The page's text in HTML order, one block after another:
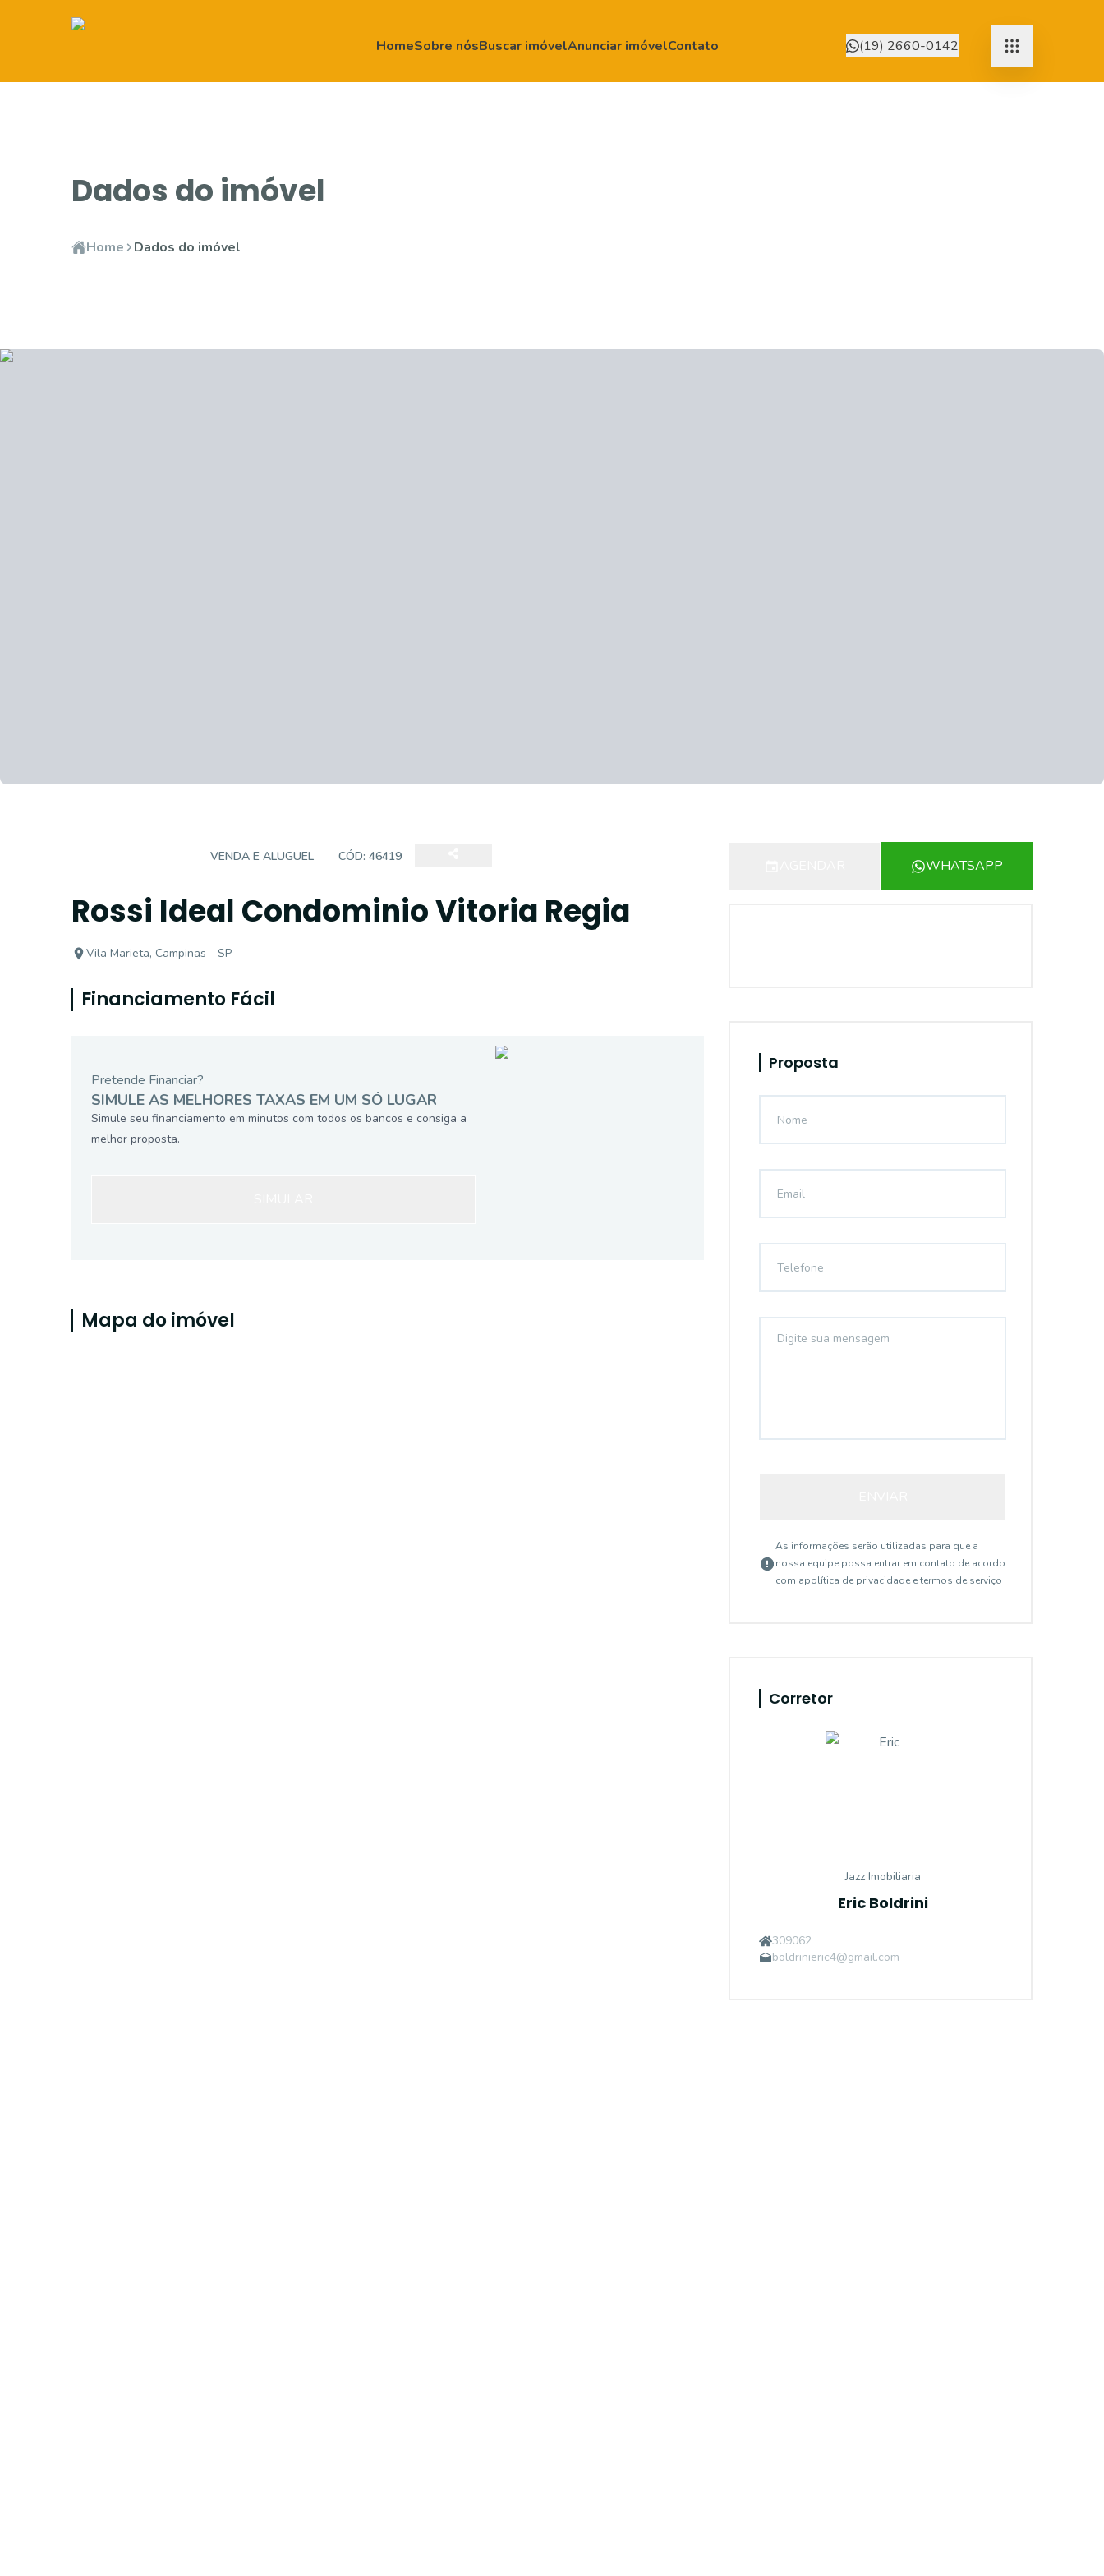
HomeSobre nósBuscar imóvelAnunciar imóvelContato (19) 2660-0142
Dados do imóvel
Home Dados do imóvel
VENDA E ALUGUEL CÓD: 46419
Rossi Ideal Condominio Vitoria Regia
Vila Marieta, Campinas - SP
Financiamento Fácil
Pretende Financiar?
SIMULE AS MELHORES TAXAS EM UM SÓ LUGAR
Simule seu financiamento em minutos com todos os bancos e consiga a
melhor proposta.
Mapa do imóvel
WHATSAPP
Proposta
As informações serão utilizadas para que a
nossa equipe possa entrar em contato de acordo
com apolítica de privacidade e termos de serviço
Corretor
Jazz Imobiliaria
Eric Boldrini
309062
boldrinieric4@gmail.com